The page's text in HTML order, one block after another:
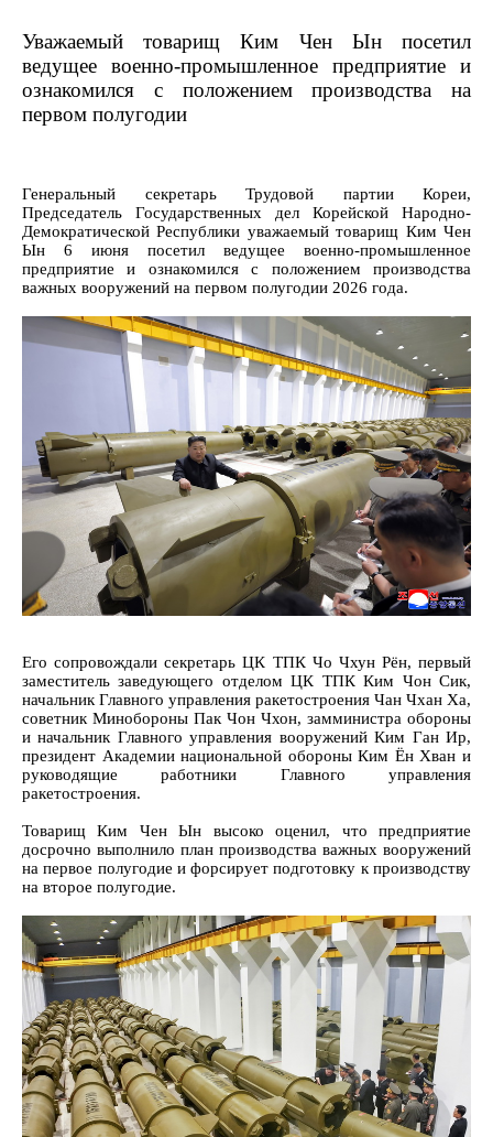
Уважаемый товарищ Ким Чен Ын посетил
ведущее военно-промышленное предприятие и
ознакомился с положением производства на
первом полугодии
Генеральный секретарь Трудовой партии Кореи,
Председатель Государственных дел Корейской Народно-
Демократической Республики уважаемый товарищ Ким Чен
Ын 6 июня посетил ведущее военно-промышленное
предприятие и ознакомился с положением производства
важных вооружений на первом полугодии 2026 года.
Его сопровождали секретарь ЦК ТПК Чо Чхун Рён, первый
заместитель заведующего отделом ЦК ТПК Ким Чон Сик,
начальник Главного управления ракетостроения Чан Чхан Ха,
советник Минобороны Пак Чон Чхон, замминистра обороны
и начальник Главного управления вооружений Ким Ган Ир,
президент Академии национальной обороны Ким Ён Хван и
руководящие работники Главного управления
ракетостроения.
Товарищ Ким Чен Ын высоко оценил, что предприятие
досрочно выполнило план производства важных вооружений
на первое полугодие и форсирует подготовку к производству
на второе полугодие.